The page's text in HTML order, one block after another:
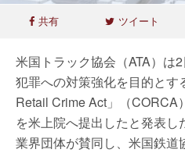
共有 ツイート
米国トラック協会（ATA）は
犯罪への対策強化を目的とす
Retail Crime Act」（CORCA
を米上院へ提出したと発表し
業界団体が賛同し、米国鉄道